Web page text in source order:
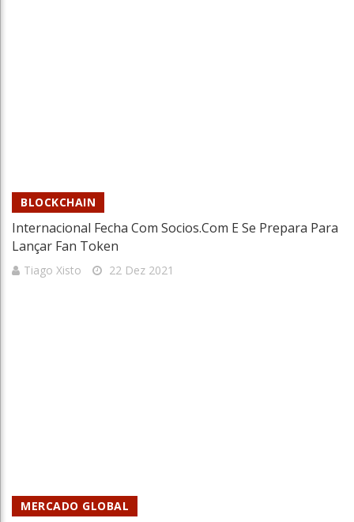
BLOCKCHAIN
Internacional Fecha Com Socios.com E Se Prepara Para
Lançar Fan Token
Tiago Xisto 22 Dez 2021
MERCADO GLOBAL